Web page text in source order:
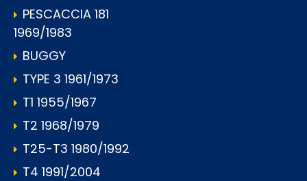
PESCACCIA 181
1969/1983
BUGGY
TYPE 3 1961/1973
T1 1955/1967
T2 1968/1979
T25-T3 1980/1992
T4 1991/2004